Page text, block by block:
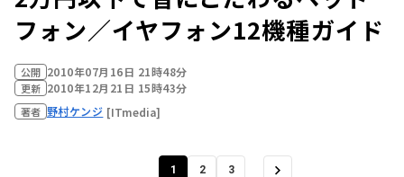
フォン／イヤフォン12機種ガイド
公開 2010年07月16日 21時48分
更新 2010年12月21日 15時43分
著者 野村ケンジ [ITmedia]
1 2 3